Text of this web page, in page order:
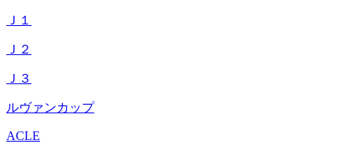
Ｊ１
Ｊ２
Ｊ３
ルヴァンカップ
ACLE